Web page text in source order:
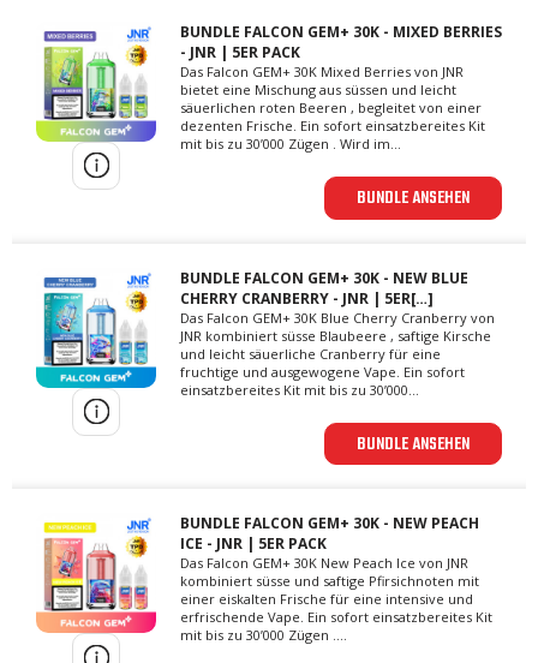
BUNDLE FALCON GEM+ 30K - MIXED BERRIES
- JNR | 5ER PACK
Das Falcon GEM+ 30K Mixed Berries von JNR
bietet eine Mischung aus süssen und leicht
säuerlichen roten Beeren , begleitet von einer
dezenten Frische. Ein sofort einsatzbereites Kit
mit bis zu 30’000 Zügen . Wird im...
BUNDLE ANSEHEN
BUNDLE FALCON GEM+ 30K - NEW BLUE
CHERRY CRANBERRY - JNR | 5ER[…]
Das Falcon GEM+ 30K Blue Cherry Cranberry von
JNR kombiniert süsse Blaubeere , saftige Kirsche
und leicht säuerliche Cranberry für eine
fruchtige und ausgewogene Vape. Ein sofort
einsatzbereites Kit mit bis zu 30’000...
BUNDLE ANSEHEN
BUNDLE FALCON GEM+ 30K - NEW PEACH
ICE - JNR | 5ER PACK
Das Falcon GEM+ 30K New Peach Ice von JNR
kombiniert süsse und saftige Pfirsichnoten mit
einer eiskalten Frische für eine intensive und
erfrischende Vape. Ein sofort einsatzbereites Kit
mit bis zu 30’000 Zügen ....